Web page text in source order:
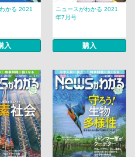
かる 2021
入
ニュースがわかる 2021
年7月号
購入